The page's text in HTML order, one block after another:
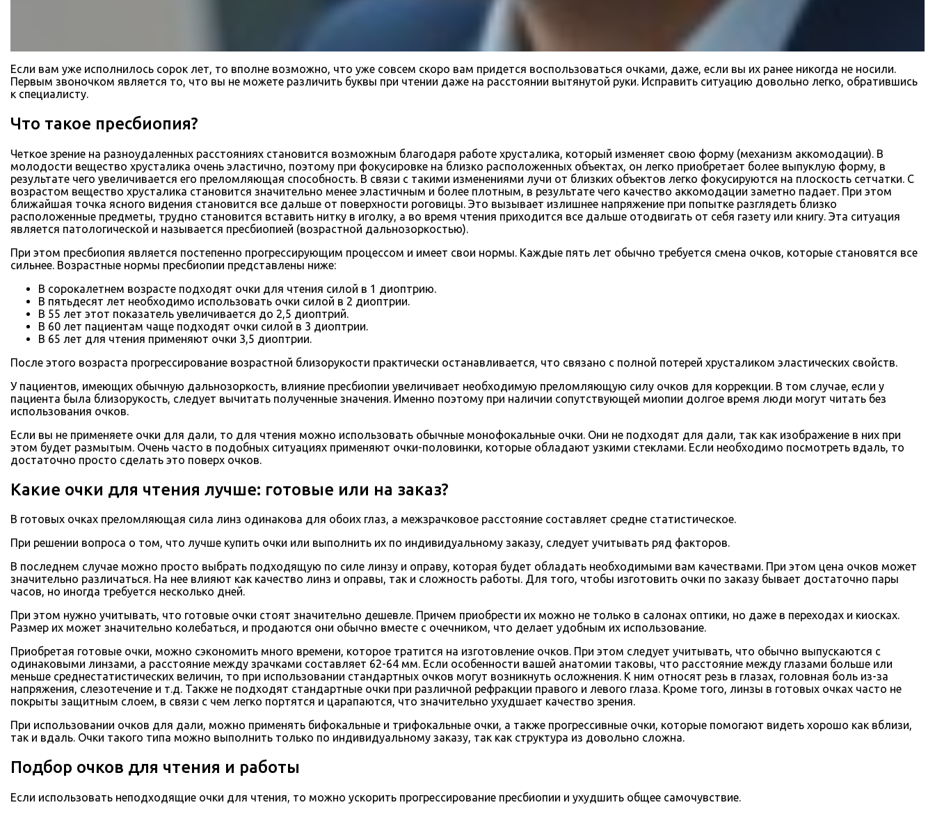
Если вам уже исполнилось сорок лет, то вполне возможно, что уже совсем скоро вам придется воспользоваться очками, даже, если вы их ранее никогда не носили.
Первым звоночком является то, что вы не можете различить буквы при чтении даже на расстоянии вытянутой руки. Исправить ситуацию довольно легко, обратившись
к специалисту.
Что такое пресбиопия?
Четкое зрение на разноудаленных расстояниях становится возможным благодаря работе хрусталика, который изменяет свою форму (механизм аккомодации). В
молодости вещество хрусталика очень эластично, поэтому при фокусировке на близко расположенных объектах, он легко приобретает более выпуклую форму, в
результате чего увеличивается его преломляющая способность. В связи с такими изменениями лучи от близких объектов легко фокусируются на плоскость сетчатки. С
возрастом вещество хрусталика становится значительно менее эластичным и более плотным, в результате чего качество аккомодации заметно падает. При этом
ближайшая точка ясного видения становится все дальше от поверхности роговицы. Это вызывает излишнее напряжение при попытке разглядеть близко
расположенные предметы, трудно становится вставить нитку в иголку, а во время чтения приходится все дальше отодвигать от себя газету или книгу. Эта ситуация
является патологической и называется пресбиопией (возрастной дальнозоркостью).
При этом пресбиопия является постепенно прогрессирующим процессом и имеет свои нормы. Каждые пять лет обычно требуется смена очков, которые становятся все
сильнее. Возрастные нормы пресбиопии представлены ниже:
В сорокалетнем возрасте подходят очки для чтения силой в 1 диоптрию.
В пятьдесят лет необходимо использовать очки силой в 2 диоптрии.
В 55 лет этот показатель увеличивается до 2,5 диоптрий.
В 60 лет пациентам чаще подходят очки силой в 3 диоптрии.
В 65 лет для чтения применяют очки 3,5 диоптрии.
После этого возраста прогрессирование возрастной близорукости практически останавливается, что связано с полной потерей хрусталиком эластических свойств.
У пациентов, имеющих обычную дальнозоркость, влияние пресбиопии увеличивает необходимую преломляющую силу очков для коррекции. В том случае, если у
пациента была близорукость, следует вычитать полученные значения. Именно поэтому при наличии сопутствующей миопии долгое время люди могут читать без
использования очков.
Если вы не применяете очки для дали, то для чтения можно использовать обычные монофокальные очки. Они не подходят для дали, так как изображение в них при
этом будет размытым. Очень часто в подобных ситуациях применяют очки-половинки, которые обладают узкими стеклами. Если необходимо посмотреть вдаль, то
достаточно просто сделать это поверх очков.
Какие очки для чтения лучше: готовые или на заказ?
В готовых очках преломляющая сила линз одинакова для обоих глаз, а межзрачковое расстояние составляет средне статистическое.
При решении вопроса о том, что лучше купить очки или выполнить их по индивидуальному заказу, следует учитывать ряд факторов.
В последнем случае можно просто выбрать подходящую по силе линзу и оправу, которая будет обладать необходимыми вам качествами. При этом цена очков может
значительно различаться. На нее влияют как качество линз и оправы, так и сложность работы. Для того, чтобы изготовить очки по заказу бывает достаточно пары
часов, но иногда требуется несколько дней.
При этом нужно учитывать, что готовые очки стоят значительно дешевле. Причем приобрести их можно не только в салонах оптики, но даже в переходах и киосках.
Размер их может значительно колебаться, и продаются они обычно вместе с очечником, что делает удобным их использование.
Приобретая готовые очки, можно сэкономить много времени, которое тратится на изготовление очков. При этом следует учитывать, что обычно выпускаются с
одинаковыми линзами, а расстояние между зрачками составляет 62-64 мм. Если особенности вашей анатомии таковы, что расстояние между глазами больше или
меньше среднестатистических величин, то при использовании стандартных очков могут возникнуть осложнения. К ним относят резь в глазах, головная боль из-за
напряжения, слезотечение и т.д. Также не подходят стандартные очки при различной рефракции правого и левого глаза. Кроме того, линзы в готовых очках часто не
покрыты защитным слоем, в связи с чем легко портятся и царапаются, что значительно ухудшает качество зрения.
При использовании очков для дали, можно применять бифокальные и трифокальные очки, а также прогрессивные очки, которые помогают видеть хорошо как вблизи,
так и вдаль. Очки такого типа можно выполнить только по индивидуальному заказу, так как структура из довольно сложна.
Подбор очков для чтения и работы
Если использовать неподходящие очки для чтения, то можно ускорить прогрессирование пресбиопии и ухудшить общее самочувствие.